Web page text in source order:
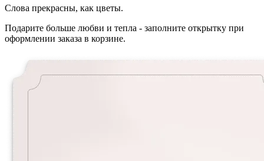
Слова прекрасны, как цветы.
Подарите больше любви и тепла - заполните открытку при
оформлении заказа в корзине.